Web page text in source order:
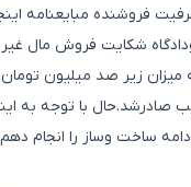
فروشنده مبایعنامه
شکایت فروش مال
زیر صد میلیون تومان
صادرشد.حال با توجه به
ساخت وساز را انجام